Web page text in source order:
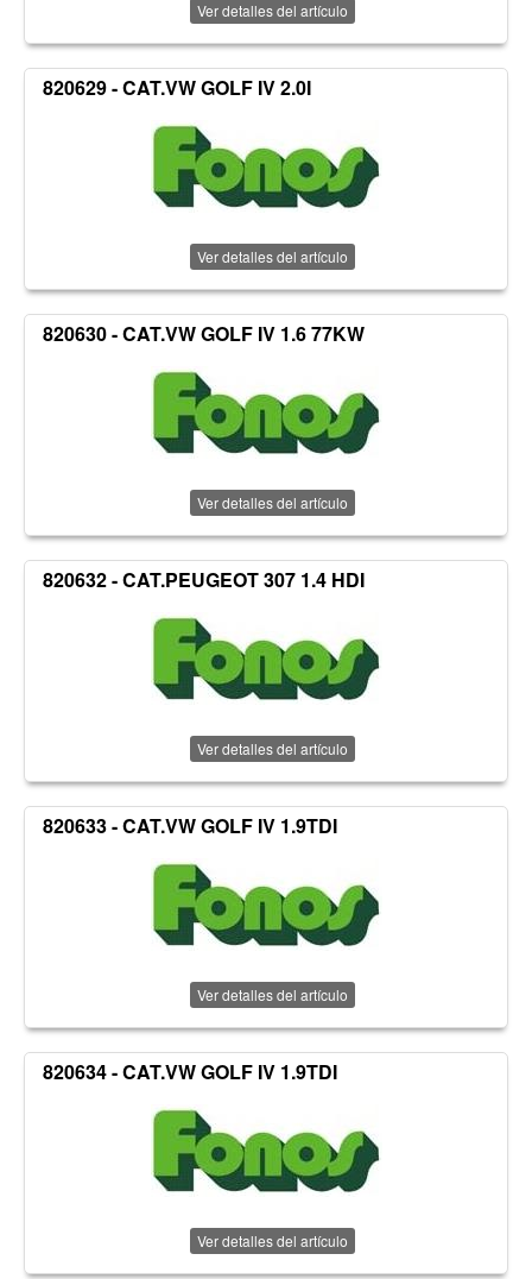
Ver detalles del artículo
820629 - CAT.VW GOLF IV 2.0I
Ver detalles del artículo
820630 - CAT.VW GOLF IV 1.6 77KW
Ver detalles del artículo
820632 - CAT.PEUGEOT 307 1.4 HDI
Ver detalles del artículo
820633 - CAT.VW GOLF IV 1.9TDI
Ver detalles del artículo
820634 - CAT.VW GOLF IV 1.9TDI
Ver detalles del artículo